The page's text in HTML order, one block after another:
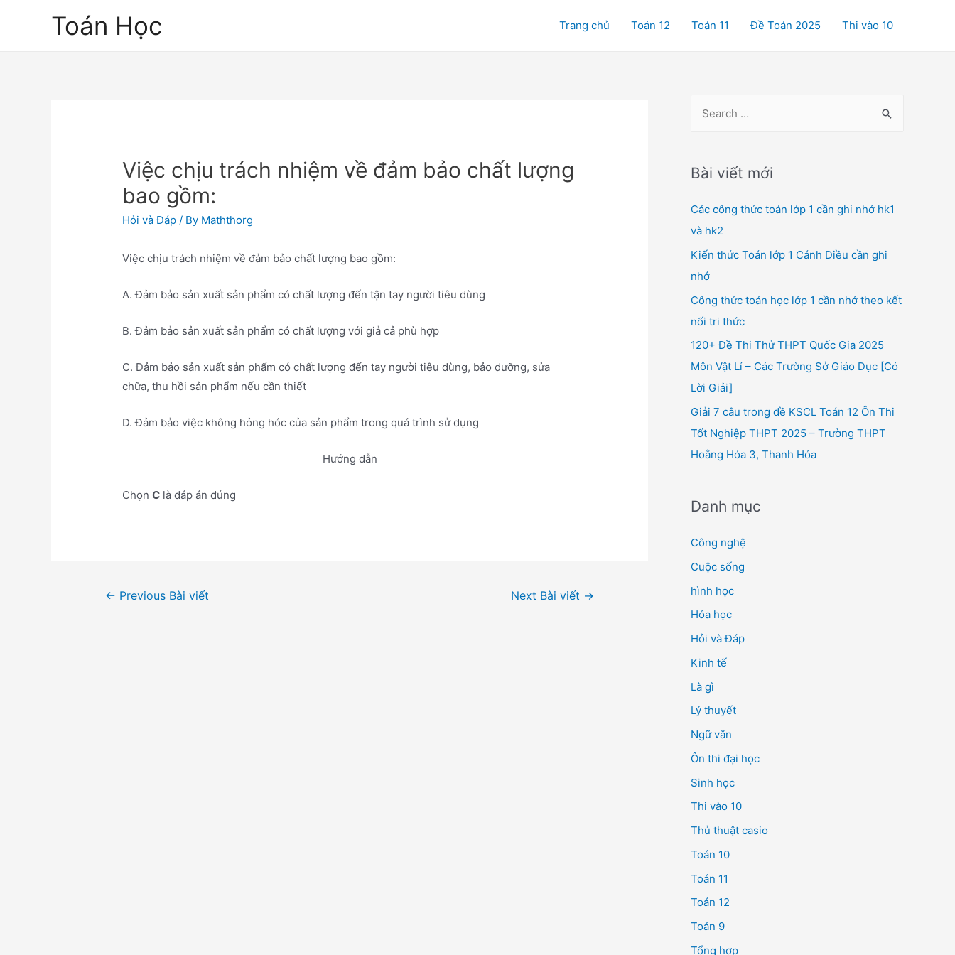
Toán Học Trang chủ Toán 12 Toán 11 Đề Toán 2025 Thi vào 10
Việc chịu trách nhiệm về đảm bảo chất lượng
bao gồm:
Hỏi và Đáp / By Maththorg
Việc chịu trách nhiệm về đảm bảo chất lượng bao gồm:
A. Đảm bảo sản xuất sản phẩm có chất lượng đến tận tay người tiêu dùng
B. Đảm bảo sản xuất sản phẩm có chất lượng với giả cả phù hợp
C. Đảm bảo sản xuất sản phẩm có chất lượng đến tay người tiêu dùng, bảo dưỡng, sửa
chữa, thu hồi sản phẩm nếu cần thiết
D. Đảm bảo việc không hỏng hóc của sản phẩm trong quá trình sử dụng
Hướng dẫn
ChọnC là đáp án đúng
Điều← Previous Bài viết Next Bài viết →
r
h
f
o
r
:
Bài viết mới
Các công thức toán lớp 1 cần ghi nhớ hk1
và hk2
Kiến thức Toán lớp 1 Cánh Diều cần ghi
nhớ
Công thức toán học lớp 1 cần nhớ theo kết
nối tri thức
120+ Đề Thi Thử THPT Quốc Gia 2025
Môn Vật Lí – Các Trường Sở Giáo Dục [Có
Lời Giải]
Giải 7 câu trong đề KSCL Toán 12 Ôn Thi
Tốt Nghiệp THPT 2025 – Trường THPT
Hoằng Hóa 3, Thanh Hóa
Danh mục
Công nghệ
Cuộc sống
hình học
Hóa học
Hỏi và Đáp
Kinh tế
Là gì
Lý thuyết
Ngữ văn
Ôn thi đại học
Sinh học
Thi vào 10
Thủ thuật casio
Toán 10
Toán 11
Toán 12
Toán 9
Tổng hợp